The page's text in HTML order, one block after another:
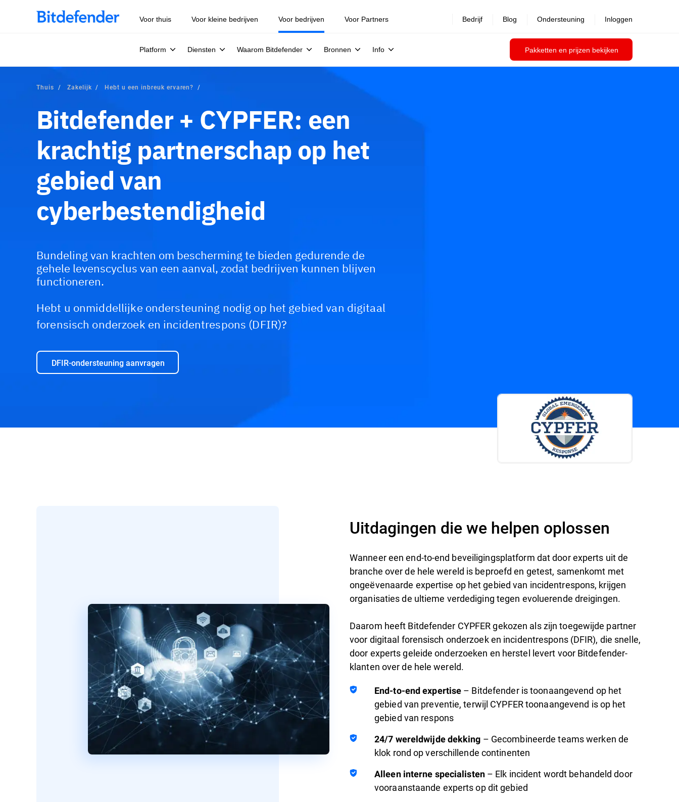
Voor thuis Voor kleine bedrijven Voor bedrijven
Platform Diensten Waarom Bitdefender Bronnen Info Pakketten en prijzen bekijken
Voor Partners Bedrijf Blog Ondersteuning Inloggen
Thuis Zakelijk Hebt u een inbreuk ervaren?
Bitdefender + CYPFER: een
krachtig partnerschap op het
gebied van
cyberbestendigheid
Bundeling van krachten om bescherming te bieden gedurende de
gehele levenscyclus van een aanval, zodat bedrijven kunnen blijven
functioneren.
Hebt u onmiddellijke ondersteuning nodig op het gebied van digitaal
forensisch onderzoek en incidentrespons (DFIR)?
DFIR-ondersteuning aanvragen
Uitdagingen die we helpen oplossen
Wanneer een end-to-end beveiligingsplatform dat door experts uit de
branche over de hele wereld is beproefd en getest, samenkomt met
ongeëvenaarde expertise op het gebied van incidentrespons, krijgen
organisaties de ultieme verdediging tegen evoluerende dreigingen.
Daarom heeft Bitdefender CYPFER gekozen als zijn toegewijde partner
voor digitaal forensisch onderzoek en incidentrespons (DFIR), die snelle,
door experts geleide onderzoeken en herstel levert voor Bitdefender-
klanten over de hele wereld.
End-to-end expertise – Bitdefender is toonaangevend op het
gebied van preventie, terwijl CYPFER toonaangevend is op het
gebied van respons
24/7 wereldwijde dekking – Gecombineerde teams werken de
klok rond op verschillende continenten
Alleen interne specialisten– Elk incident wordt behandeld door
vooraanstaande experts op dit gebied